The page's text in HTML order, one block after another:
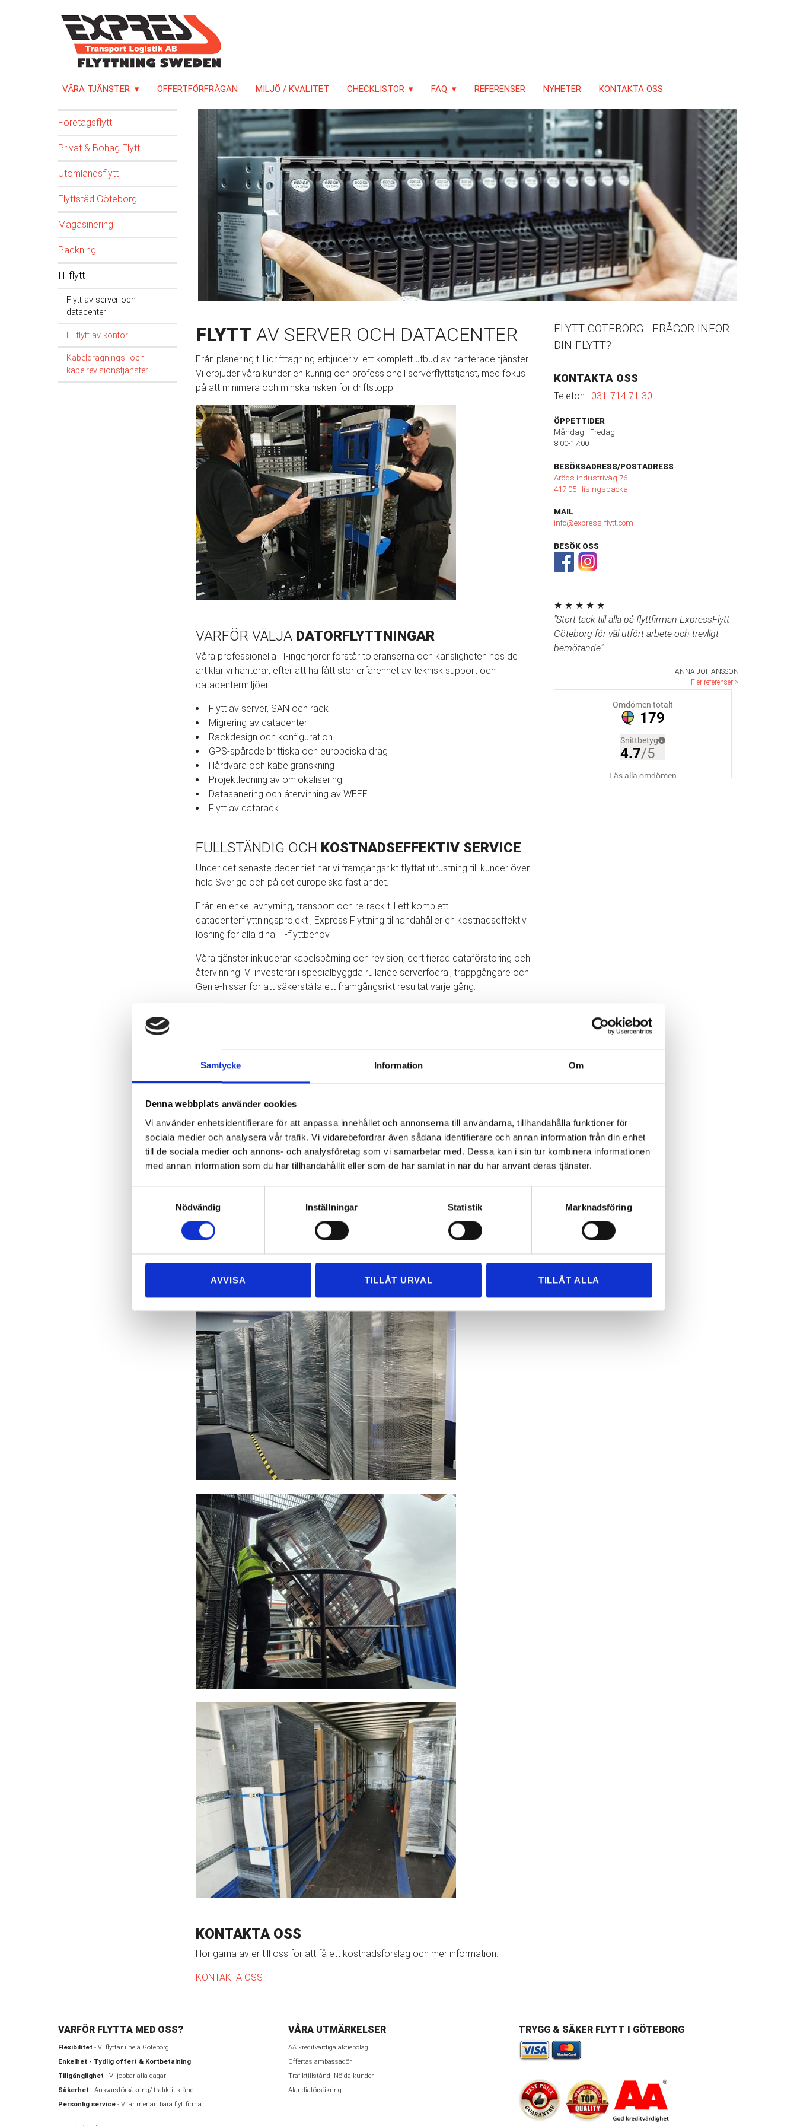
Samtycke Information Om
Denna webbplats använder cookies
Vi använder enhetsidentifierare för att anpassa innehållet och annonserna till användarna, tillhandahålla funktioner för
sociala medier och analysera vår trafik. Vi vidarebefordrar även sådana identifierare och annan information från din enhet
till de sociala medier och annons- och analysföretag som vi samarbetar med. Dessa kan i sin tur kombinera informationen
med annan information som du har tillhandahållit eller som de har samlat in när du har använt deras tjänster.
Nödvändig
Inställningar Statistik Marknadsföring
AVVISA TILLÅT URVAL TILLÅT ALLA
VÅRA TJÄNSTER OFFERTFÖRFRÅGAN MILJÖ / KVALITET CHECKLISTOR FAQ REFERENSER NYHETER KONTAKTA OSS
Företagsflytt
Privat & Bohag Flytt
Utomlandsflytt
Flyttstäd Göteborg
Magasinering
Packning
IT flytt
Flytt av server och
datacenter
IT flytt av kontor
Kabeldragnings- och
kabelrevisionstjänster
FLYTT GÖTEBORG - FRÅGOR INFÖR
DIN FLYTT?
KONTAKTA OSS
Telefon: 031-714 71 30
ÖPPETTIDER
Måndag - Fredag
8:00-17:00
BESÖKSADRESS/POSTADRESS
Aröds industriväg 76
417 05 Hisingsbacka
MAIL
info@express-flytt.com
BESÖK OSS
★ ★ ★ ★ ★
"Stort tack till alla på flyttfirman ExpressFlytt
Göteborg för väl utfört arbete och trevligt
bemötande"
ANNA JOHANSSON
Fler referenser >
FLYTT AV SERVER OCH DATACENTER
Från planering till idrifttagning erbjuder vi ett komplett utbud av hanterade tjänster.
Vi erbjuder våra kunder en kunnig och professionell serverflyttstjänst, med fokus
på att minimera och minska risken för driftstopp.
VARFÖR VÄLJA DATORFLYTTNINGAR
Våra professionella IT-ingenjörer förstår toleranserna och känsligheten hos de
artiklar vi hanterar, efter att ha fått stor erfarenhet av teknisk support och
datacentermiljöer.
Flytt av server, SAN och rack
Migrering av datacenter
Rackdesign och konfiguration
GPS-spårade brittiska och europeiska drag
Hårdvara och kabelgranskning
Projektledning av omlokalisering
Datasanering och återvinning av WEEE
Flytt av datarack
FULLSTÄNDIG OCH KOSTNADSEFFEKTIV SERVICE
Under det senaste decenniet har vi framgångsrikt flyttat utrustning till kunder över
hela Sverige och på det europeiska fastlandet.
Från en enkel avhyrning, transport och re-rack till ett komplett
datacenterflyttningsprojekt , Express Flyttning tillhandahåller en kostnadseffektiv
lösning för alla dina IT-flyttbehov.
Våra tjänster inkluderar kabelspårning och revision, certifierad dataförstöring och
återvinning. Vi investerar i specialbyggda rullande serverfodral, trappgångare och
Genie-hissar för att säkerställa ett framgångsrikt resultat varje gång.
Varje flytt innebär nya utmaningar under planerings- och
genomförandeprocessen. Din Express Flyttning-projektledare ser till att rätt
Många av våra kunder har använt Express Flyttning i mer än ett decennium, där
Flyttning får jobbet gjort.
VI FLYTTAR OCKSÅDATARACK
På grund av sin storlek och bulk utgör datarack ett helt annat antal problem när
det gäller omlokalisering. Express Flyttning har kompetens, erfarenhet och
utrustning för att klara de flesta fysiska hinder.
Vi kan också designa, dokumentera och konfigurera dina nya eller befintliga rack,
vilket säkerställer ekonomisk användning av värdefullt utrymme och effektiv
KONTAKTA OSS
Hör gärna av er till oss för att få ett kostnadsförslag och mer information.
KONTAKTA OSS
VARFÖR FLYTTA MED OSS?
Flexibilitet - Vi flyttar i hela Göteborg
Enkelhet - Tydlig offert & Kortbetalning
Tillgänglighet - Vi jobbar alla dagar
Säkerhet - Ansvarsförsäkring/ trafiktillstånd
Personlig service- Vi är mer än bara flyttfirma
VÅRA UTMÄRKELSER
AA kreditvärdiga aktiebolag
Offertas ambassadör
Trafiktillstånd, Nöjda kunder
Alandiaförsäkring
TRYGG & SÄKER FLYTT I GÖTEBORG